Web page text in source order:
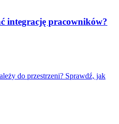
integrację pracowników?
do przestrzeni? Sprawdź, jak